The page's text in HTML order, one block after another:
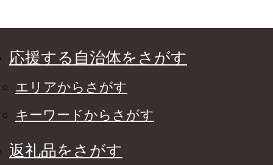
応援する自治体をさがす
エリアからさがす
キーワードからさがす
返礼品をさがす